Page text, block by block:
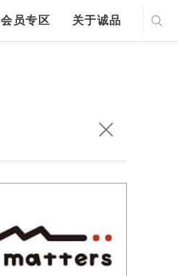
会员专区 关于诚品